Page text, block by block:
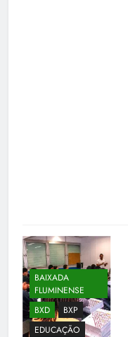
BAIXADA
FLUMINENSE
BXD
BXP
EDUCAÇÃO